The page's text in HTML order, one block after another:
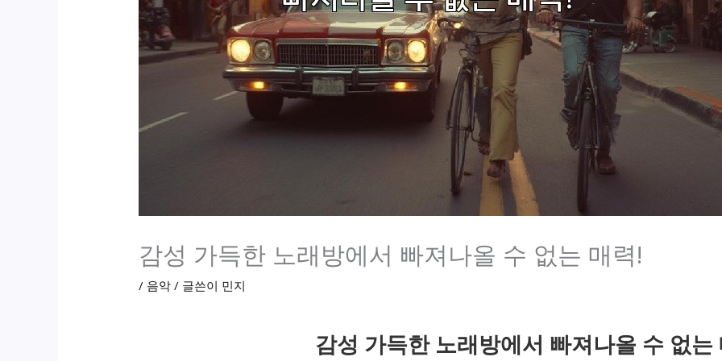
감성 가득한 노래방에서 빠져나올 수 없는 매력!
/ 음악 / 글쓴이 민지
감성 가득한 노래방에서 빠져나올 수 없는